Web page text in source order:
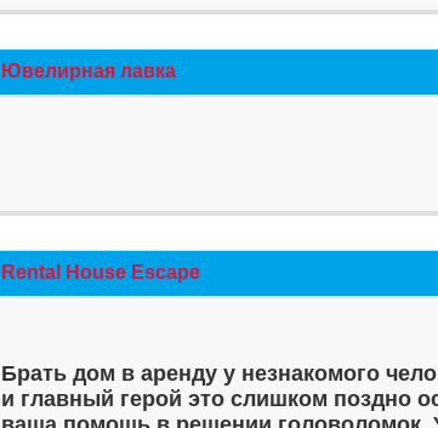
Ювелирная лавка
Rental House Escape
Брать дом в аренду у незнакомого
и главный герой это слишком поздно